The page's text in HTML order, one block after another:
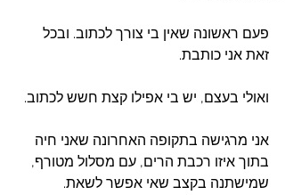
פעם ראשונה שאין בי צורך לכתוב. ובכל
זאת אני כותבת.
ואולי בעצם, יש בי אפילו קצת חשש לכתוב.
אני מרגישה בתקופה האחרונה שאני חיה
בתוך איזו רכבת הרים, עם מסלול מטורף,
שמישתנה בקצב שאי אפשר לשאת.